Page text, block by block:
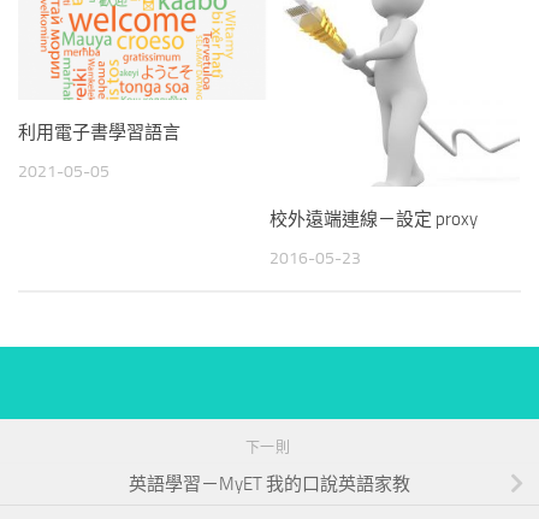
利用電子書學習語言
2021-05-05
校外遠端連線－設定 proxy
2016-05-23
下一則
英語學習－MyET 我的口說英語家教